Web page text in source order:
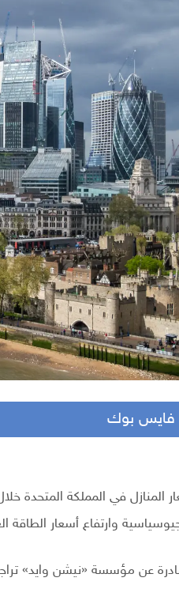
فايس بوك
المنازل في المملكة المتحدة
وارتفاع أسعار الطاقة
عن مؤسسة «نيشن وايد»